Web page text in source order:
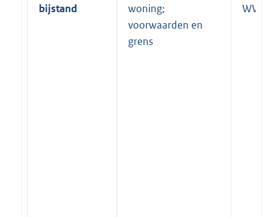
bijstand
woning;
voorwaarden en
grens
WWB